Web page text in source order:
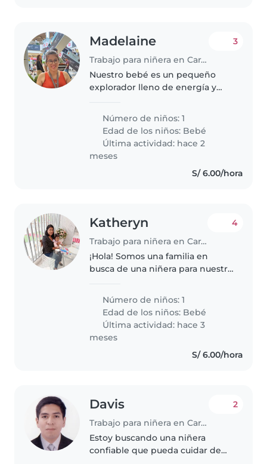
Madelaine
Trabajo para niñera en Carabayllo
3
Nuestro bebé es un pequeño
explorador lleno de energía y
niñera que se sienta cómoda con
mascotas y que pueda cuidar a
nuestro pequeño en casa. ¡Nos
encantaría..
Número de niños: 1
Edad de los niños: Bebé
Última actividad: hace 2
meses
S/ 6.00/hora
Katheryn
Trabajo para niñera en Carabayllo
4
¡Hola! Somos una familia en
busca de una niñera para nuestra
niños, paciencia y habilidades
para interactuar y jugar con la
bebe. Solo es para su cuidado..
Número de niños: 1
Edad de los niños: Bebé
Última actividad: hace 3
meses
S/ 6.00/hora
Davis
Trabajo para niñera en Carabayllo
2
Estoy buscando una niñera
confiable que pueda cuidar de